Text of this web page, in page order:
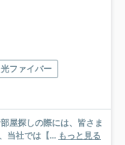
光ファイバー
当社では【... もっと見る